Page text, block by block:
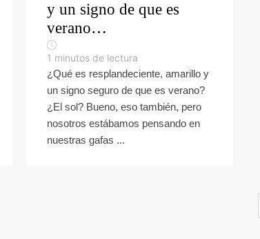
y un signo de que es
verano…
1 minutos de lectura
¿Qué es resplandeciente, amarillo y
un signo seguro de que es verano?
¿El sol? Bueno, eso también, pero
nosotros estábamos pensando en
nuestras gafas ...